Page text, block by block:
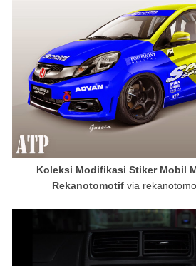
Koleksi Modifikasi Stiker Mobil
Rekanotomotifvia